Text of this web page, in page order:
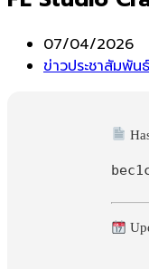
Post
published:
07/04/2026
Post
ข่าวประชาสัมพันธ์